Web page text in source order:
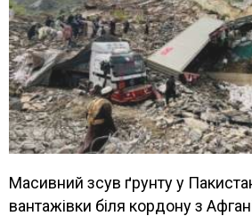
Масивний зсув ґрунту у
вантажівки біля кордону з